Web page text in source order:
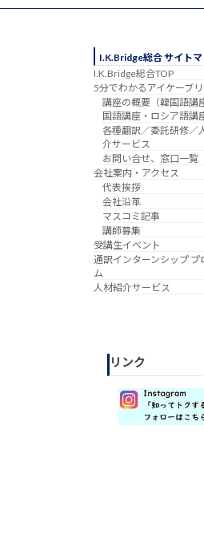
I.K.Bridge総合 サイト
I.K.Bridge総合TOP
5分でわかるアイケーブ
講座の概要（韓国語講
国語講座・ロシア語講
各種翻訳／委託研修／
介サービス
お問い合せ、窓口一覧
会社案内・アクセス
代表挨拶
会社沿革
マスコミ記事
講師募集
受講生イベント
通訳インターンシップ プ
ム
人材紹介サービス
リンク